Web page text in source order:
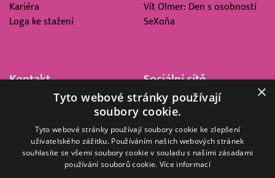
Kariéra
Loga ke stažení
Vít Olmer: Den s osobností
SeXoňa
Kontakt
Barrandov Televizní Studio,
Kříženeckého nám. 322
152 00 Praha 5
IČ 416 93 311
Sociální sítě
×
Tyto webové stránky používají
soubory cookie.
Tyto webové stránky používají soubory cookie ke zlepšení
uživatelského zážitku. Používáním našich webových stránek
souhlasíte se všemi soubory cookie v souladu s našimi zásadami
používání souborů cookie. Více informací